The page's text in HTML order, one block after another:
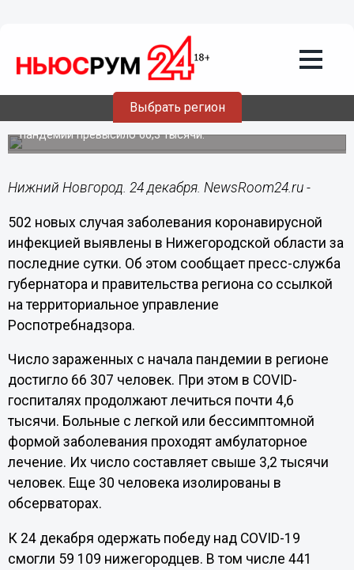
Выбрать регион
24.12.202011:49
502 новых случая коронавируса
выявлено в Нижегородской области
Число COVID-инфицированных нижегородцев с начала
пандемии превысило 66,3 тысячи.
Нижний Новгород. 24 декабря. NewsRoom24.ru -
502 новых случая заболевания коронавирусной
инфекцией выявлены в Нижегородской области за
последние сутки. Об этом сообщает пресс-служба
губернатора и правительства региона со ссылкой
на территориальное управление
Роспотребнадзора.
Число зараженных с начала пандемии в регионе
достигло 66 307 человек. При этом в COVID-
госпиталях продолжают лечиться почти 4,6
тысячи. Больные с легкой или бессимптомной
формой заболевания проходят амбулаторное
лечение. Их число составляет свыше 3,2 тысячи
человек. Еще 30 человека изолированы в
обсерваторах.
К 24 декабря одержать победу над COVID-19
смогли 59 109 нижегородцев. В том числе 441